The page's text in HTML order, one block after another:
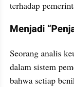
terhadap
Menjadi
Seorang analis
dalam sistem
bahwa setiap